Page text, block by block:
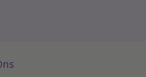
de risico's bij